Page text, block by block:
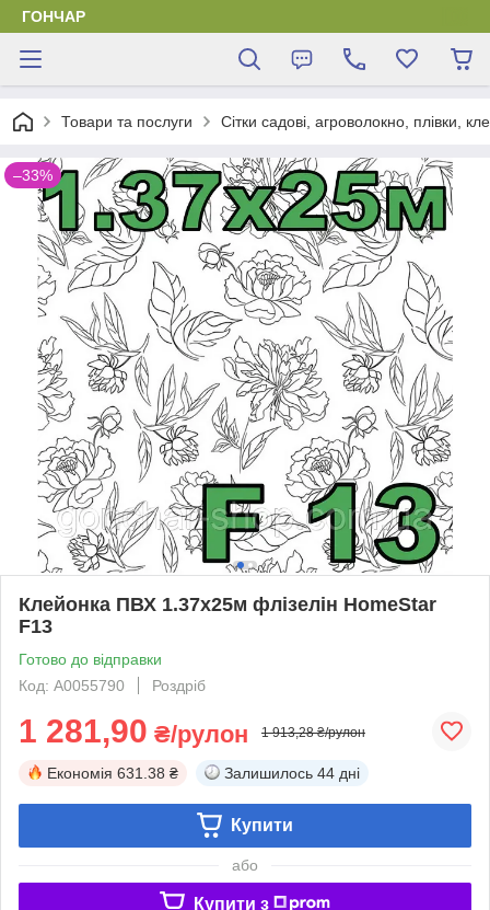
ГОНЧАР
Товари та послуги Сітки садові, агроволокно, плівки,
–33%
Клейонка ПВХ 1.37х25м флізелін HomeStar
F13
Готово до відправки
Код: А0055790
Роздріб
1 281,90 ₴/рулон 1 913,28 ₴/рулон
Економія 631.38 ₴ Залишилось 44 дні
Купити
або
Купити з